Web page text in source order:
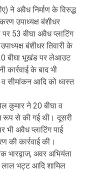
ने अवैध निर्माण के विरुद्ध
उपाध्यक्ष बंशीधर
पर 53 बीघा अवैध प्लाटिंग
बंशीधर तिवारी के
20 बीघा भूखंड पर लेआउट
कार्रवाई के बाद भी
व सीमांकन आदि को ध्वस्त
कुमार ने 20 बीघा व
रूप से की गई थी। दूसरी
भी अवैध प्लाटिंग पाई
की कार्रवाई की।
भारद्वाज, अवर अभियंता
लाल भट्ट आदि शामिल